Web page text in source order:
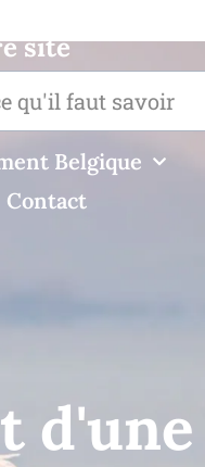
site
Belgique
Contact
d'une